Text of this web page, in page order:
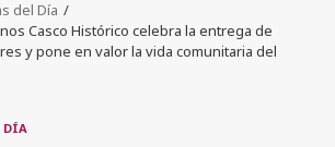
del Día
Casco Histórico celebra la entrega de
y pone en valor la vida comunitaria del
DÍA